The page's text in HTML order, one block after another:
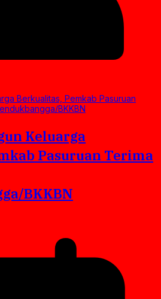
Keluarga
Pasuruan Terima
BKKBN